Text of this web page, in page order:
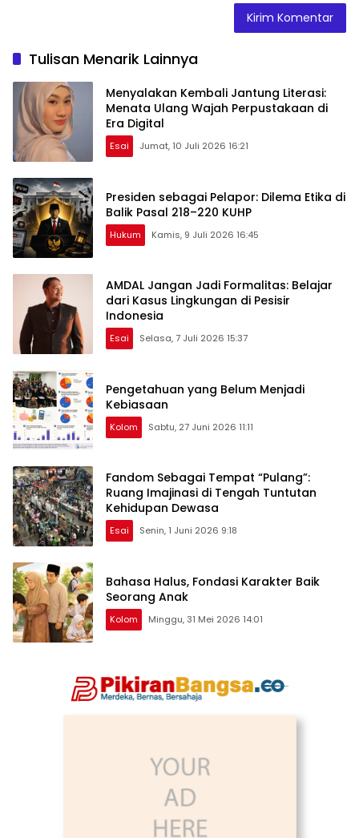
Tulisan Menarik Lainnya
Menyalakan Kembali Jantung Literasi:
Menata Ulang Wajah Perpustakaan di
Era Digital
Esai Jumat, 10 Juli 2026 16:21
Presiden sebagai Pelapor: Dilema Etika di
Balik Pasal 218–220 KUHP
Hukum Kamis, 9 Juli 2026 16:45
AMDAL Jangan Jadi Formalitas: Belajar
dari Kasus Lingkungan di Pesisir
Indonesia
Esai Selasa, 7 Juli 2026 15:37
Pengetahuan yang Belum Menjadi
Kebiasaan
Kolom Sabtu, 27 Juni 2026 11:11
Fandom Sebagai Tempat “Pulang”:
Ruang Imajinasi di Tengah Tuntutan
Kehidupan Dewasa
Esai Senin, 1 Juni 2026 9:18
Bahasa Halus, Fondasi Karakter Baik
Seorang Anak
Kolom Minggu, 31 Mei 2026 14:01